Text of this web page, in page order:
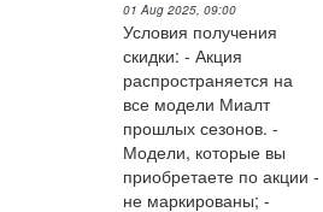
01 Aug 2025, 09:00
Условия получения
скидки: - Акция
распространяется на
все модели Миалт
прошлых сезонов. -
Модели, которые вы
приобретаете по акции -
не маркированы; -